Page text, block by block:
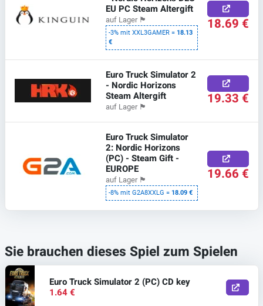
EU PC Steam Altergift
auf Lager 🏴
-3% mit XXL3GAMER =18.13
€
18.69 €
Euro Truck Simulator 2
- Nordic Horizons
Steam Altergift
auf Lager 🏴 19.33 €
Euro Truck Simulator
2: Nordic Horizons
(PC) - Steam Gift -
EUROPE
auf Lager 🏴
-8% mit G2A8XXLG =18.09 €
19.66 €
Sie brauchen dieses Spiel zum Spielen
Euro Truck Simulator 2 (PC) CD key
1.64 €